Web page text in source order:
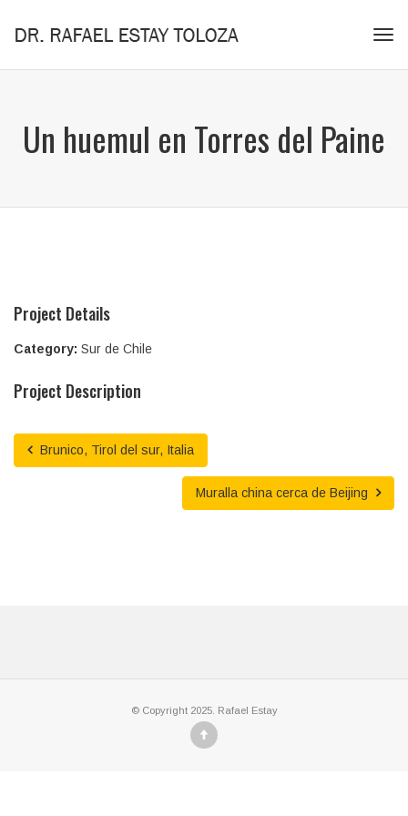
Un huemul en Torres del Paine
Project Details
Category: Sur de Chile
Project Description
Brunico, Tirol del sur, Italia
Muralla china cerca de Beijing
© Copyright 2025. Rafael Estay